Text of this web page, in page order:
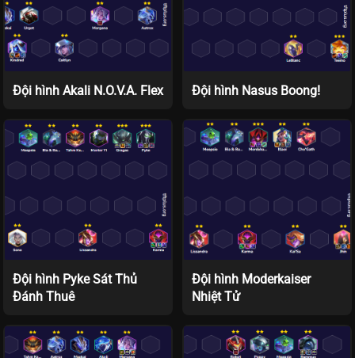
Đội hình Akali N.O.V.A. Flex Đội hình Nasus Boong!
Đội hình Pyke Sát Thủ
Đánh Thuê
Đội hình Moderkaiser
Nhiệt Tử